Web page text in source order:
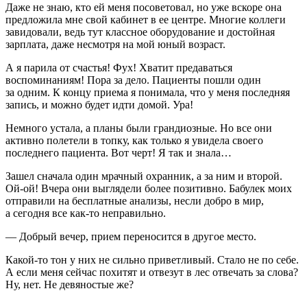
Даже не знаю, кто ей меня посоветовал, но уже вскоре она
предложила мне свой кабинет в ее центре. Многие коллеги
завидовали, ведь тут классное оборудование и достойная
зарплата, даже несмотря на мой юный возраст.
А я парила от счастья! Фух! Хватит предаваться
воспоминаниям! Пора за дело. Пациенты пошли один
за одним. К концу приема я понимала, что у меня последняя
запись, и можно будет идти домой. Ура!
Немного устала, а планы были грандиозные. Но все они
активно полетели в топку, как только я увидела своего
последнего пациента. Вот черт! Я так и знала…
Зашел сначала один мрачный охранник, а за ним и второй.
Ой-ой! Вчера они выглядели более позитивно. Бабулек моих
отправили на бесплатные анализы, несли добро в мир,
а сегодня все как-то неправильно.
— Добрый вечер, прием переносится в другое место.
Какой-то тон у них не сильно приветливый. Стало не по себе.
А если меня сейчас похитят и отвезут в лес отвечать за слова?
Ну, нет. Не девяностые же?